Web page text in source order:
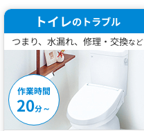
トイレのトラブル
つまり、水漏れ、修理・交換など
作業時間
20分～